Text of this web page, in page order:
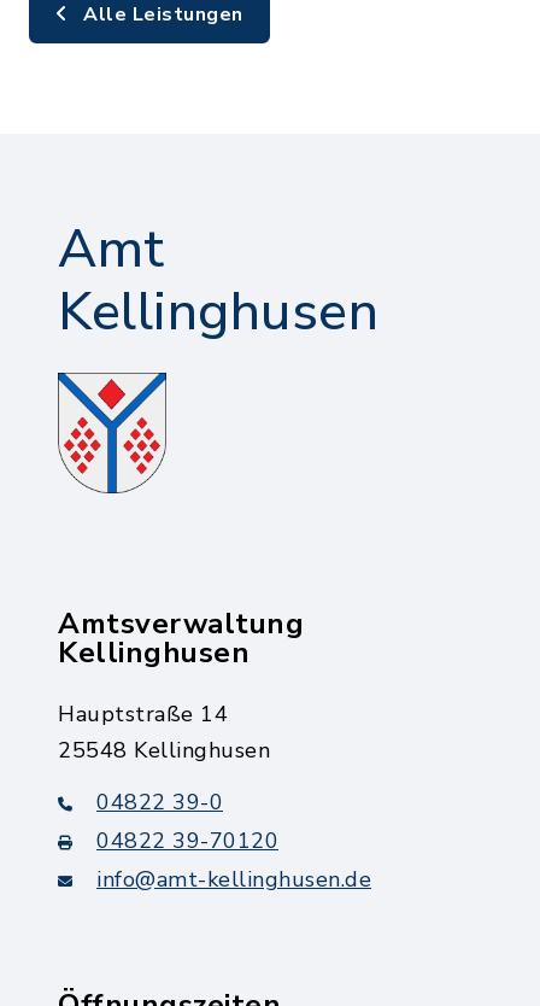
Alle Leistungen
Amt
Kellinghusen
Amtsverwaltung
Kellinghusen
Hauptstraße 14
25548 Kellinghusen
04822 39-0
04822 39-70120
info@amt-kellinghusen.de